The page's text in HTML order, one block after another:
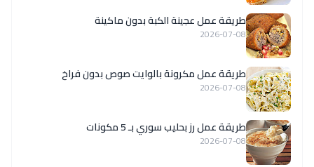
طريقة عمل عجينة الكبة بدون ماكينة
2026-07-08
طريقة عمل مكرونة بالوايت صوص بدون فراخ
2026-07-08
طريقة عمل رز بحليب سوري بـ 5 مكونات
2026-07-08